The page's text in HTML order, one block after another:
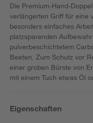
Die Premium-Hand-
verlängerten Griff für eine
besonders einfaches
platzsparenden
pulverbeschichtetem
Beeten. Zum Schutz vor
einer groben Bürste von
mit einem Tuch etwas Öl
Eigenschaften